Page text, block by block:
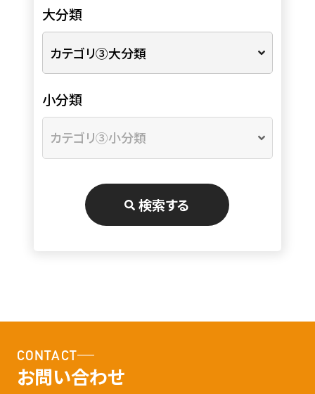
大分類
小分類
検索する
CONTACT
お問い合わせ